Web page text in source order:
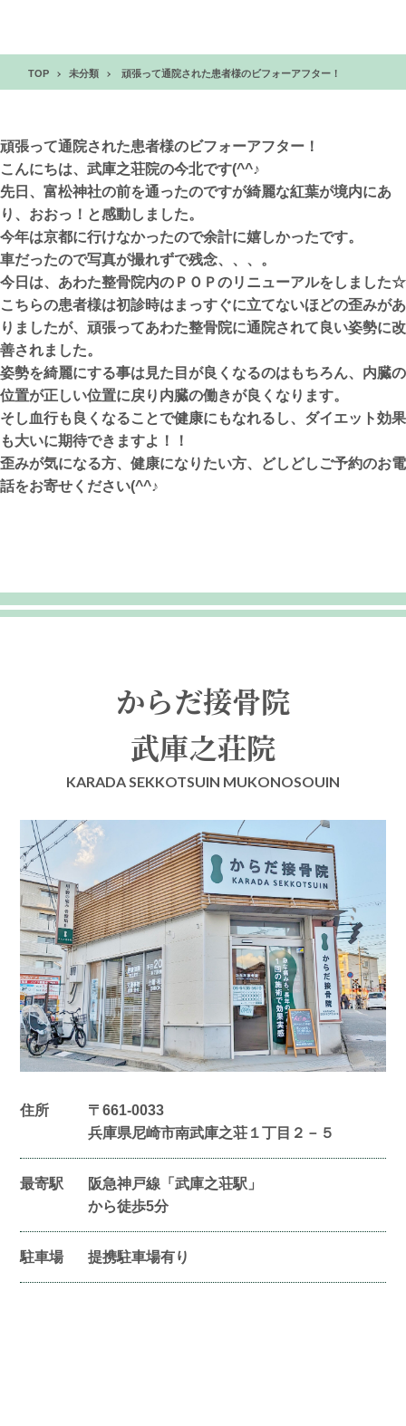
TOP 未分類 頑張って通院された患者様のビフォーアフター！
頑張って通院された患者様のビフォーアフター！
こんにちは、武庫之荘院の今北です(^^♪
先日、富松神社の前を通ったのですが綺麗な紅葉が境内にあ
り、おおっ！と感動しました。
今年は京都に行けなかったので余計に嬉しかったです。
車だったので写真が撮れずで残念、、、。
今日は、あわた整骨院内のＰＯＰのリニューアルをしました☆
こちらの患者様は初診時はまっすぐに立てないほどの歪みがあ
りましたが、頑張ってあわた整骨院に通院されて良い姿勢に改
善されました。
姿勢を綺麗にする事は見た目が良くなるのはもちろん、内臓の
位置が正しい位置に戻り内臓の働きが良くなります。
そし血行も良くなることで健康にもなれるし、ダイエット効果
も大いに期待できますよ！！
歪みが気になる方、健康になりたい方、どしどしご予約のお電
話をお寄せください(^^♪
からだ接骨院
武庫之荘院
KARADA SEKKOTSUIN MUKONOSOUIN
住所
〒661-0033
兵庫県尼崎市南武庫之荘１丁目２－５
最寄駅
阪急神戸線「武庫之荘駅」
から徒歩5分
駐車場 提携駐車場有り